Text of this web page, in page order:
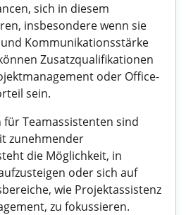
sich in diesem
insbesondere wenn sie
Kommunikationsstärke
Zusatzqualifikationen
oder Office-
sein.
Teamassistenten sind
zunehmender
die Möglichkeit, in
oder sich auf
wie Projektassistenz
zu fokussieren.